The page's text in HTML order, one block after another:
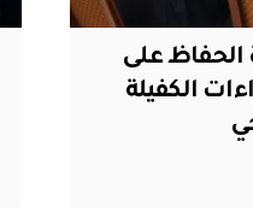
على
الكفيلة